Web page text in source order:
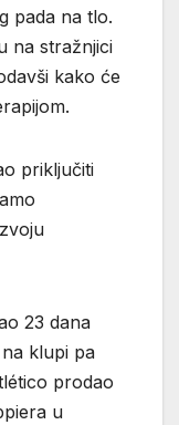
pada na tlo.
na stražnjici
kako će
priključiti
23 dana
klupi pa
prodao
u